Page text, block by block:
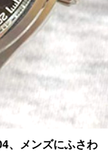
、メンズにふさわ